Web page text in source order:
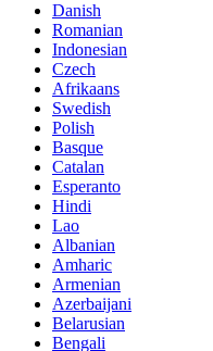
Danish
Romanian
Indonesian
Czech
Afrikaans
Swedish
Polish
Basque
Catalan
Esperanto
Hindi
Lao
Albanian
Amharic
Armenian
Azerbaijani
Belarusian
Bengali